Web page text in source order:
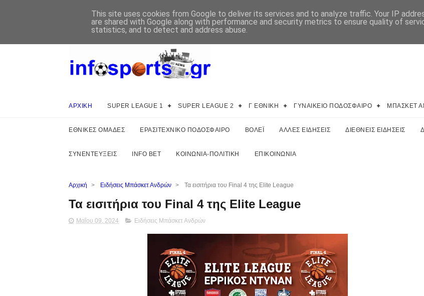
ΑΡΧΙΚΗ SUPER LEAGUE 1 SUPER LEAGUE 2 Γ ΕΘΝΙΚΗ ΓΥΝΑΙΚΕΙΟ ΠΟΔΟΣΦΑΙΡΟ ΜΠΑΣΚΕΤ
ΕΘΝΙΚΕΣ ΟΜΑΔΕΣ ΕΡΑΣΙΤΕΧΝΙΚΟ ΠΟΔΟΣΦΑΙΡΟ ΒΟΛΕΪ ΑΛΛΕΣ ΕΙΔΗΣΕΙΣ ΔΙΕΘΝΕΙΣ ΕΙΔΗΣΕΙΣ
ΣΥΝΕΝΤΕΥΞΕΙΣ INFO BET ΚΟΙΝΩΝΙΑ-ΠΟΛΙΤΙΚΗ ΕΠΙΚΟΙΝΩΝΙΑ
Αρχική > Ειδήσεις Μπάσκετ Ανδρών > Τα εισιτήρια του Final 4 της Elite League
Τα εισιτήρια του Final 4 της Elite League
Μαΐου 09, 2024 Ειδήσεις Μπάσκετ Ανδρών
This site uses cookies from Google to deliver its services and to analyze traffic. Your IP
are shared with Google along with performance and security metrics to ensure quality of
statistics, and to detect and address abuse.